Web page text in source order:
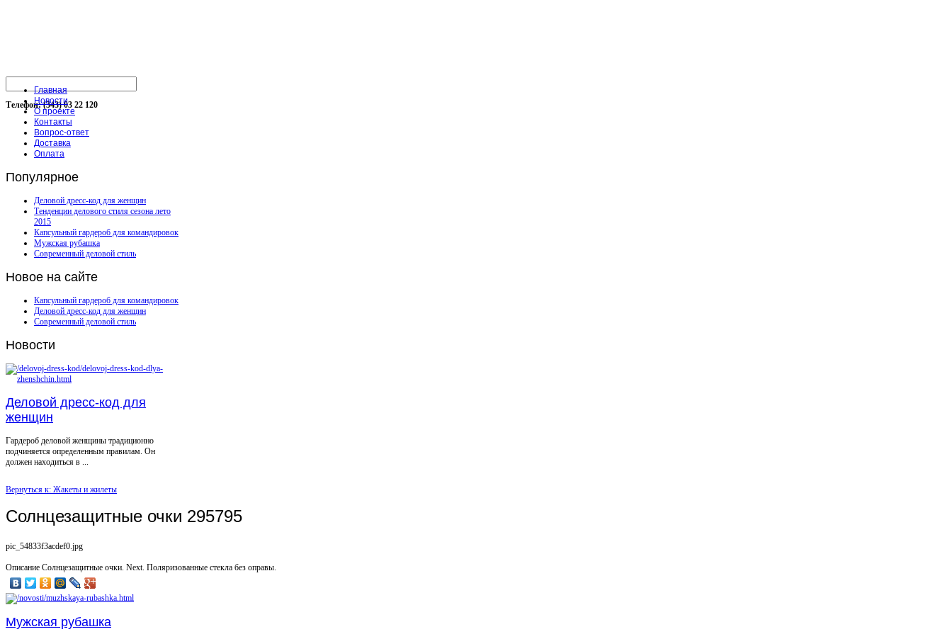
Телефон: (343) 03 22 120
Главная
Новости
О проекте
Контакты
Вопрос-ответ
Доставка
Оплата
Популярное
Деловой дресс-код для женщин
Тенденции делового стиля сезона лето
2015
Капсульный гардероб для командировок
Мужская рубашка
Современный деловой стиль
Новое на сайте
Капсульный гардероб для командировок
Деловой дресс-код для женщин
Современный деловой стиль
Новости
Деловой дресс-код для
женщин
Гардероб деловой женщины традиционно
подчиняется определенным правилам. Он
должен находиться в ...
Вернуться к: Жакеты и жилеты
Солнцезащитные очки 295795
pic_54833f3acdef0.jpg
Описание Солнцезащитные очки. Next. Поляризованные стекла без оправы.
Мужская рубашка